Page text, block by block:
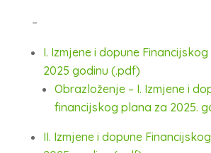
–
I. Izmjene i dopune
2025 godinu (.pdf)
Obrazloženje – I. Izmjene i
financijskog plana za 2025.
II. Izmjene i dopune